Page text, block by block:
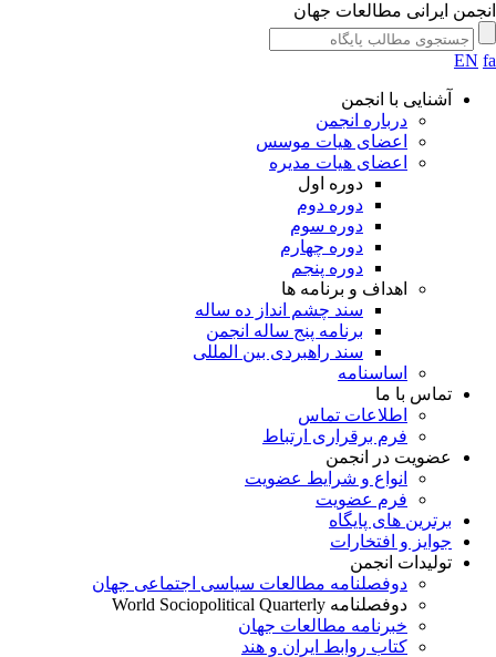
ایرانی مطالعات جهان
EN
آشنایی با انجمن
درباره انجمن
اعضای هیات موسس
اعضای هیات مدیره
دوره اول
دوره دوم
دوره سوم
دوره چهارم
دوره پنجم
اهداف و برنامه ها
سند چشم انداز ده ساله
برنامه پنج ساله انجمن
سند راهبردی بین المللی
اساسنامه
تماس با ما
اطلاعات تماس
فرم برقراری ارتباط
عضویت در انجمن
انواع و شرایط عضویت
فرم عضویت
برترین های پایگاه
جوایز و افتخارات
تولیدات انجمن
دوفصلنامه مطالعات سیاسی اجتماعی جهان
دوفصلنامه World Sociopolitical Quarterly
خبرنامه مطالعات جهان
کتاب روابط ایران و هند